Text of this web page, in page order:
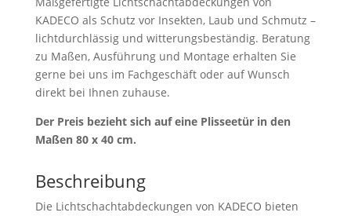
KADECO als Schutz vor Insekten, Laub und Schmutz –
lichtdurchlässig und witterungsbeständig. Beratung
zu Maßen, Ausführung und Montage erhalten Sie
gerne bei uns im Fachgeschäft oder auf Wunsch
direkt bei Ihnen zuhause.
Der Preis bezieht sich auf eine Plisseetür in den
Maßen 80 x 40 cm.
Beschreibung
Die Lichtschachtabdeckungen von KADECO bieten